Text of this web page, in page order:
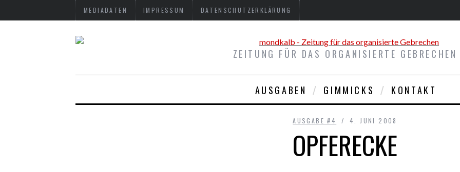
MEDIADATEN IMPRESSUM DATENSCHUTZERKLÄRUNG
ZEITUNG FÜR DAS ORGANISIERTE GEBRECHEN
AUSGABEN GIMMICKS KONTAKT
AUSGABE #4 4. JUNI 2008
OPFERECKE